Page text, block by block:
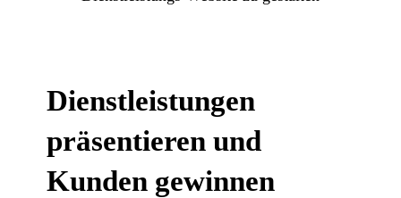
Dienstleistungen
präsentieren und
Kunden gewinnen